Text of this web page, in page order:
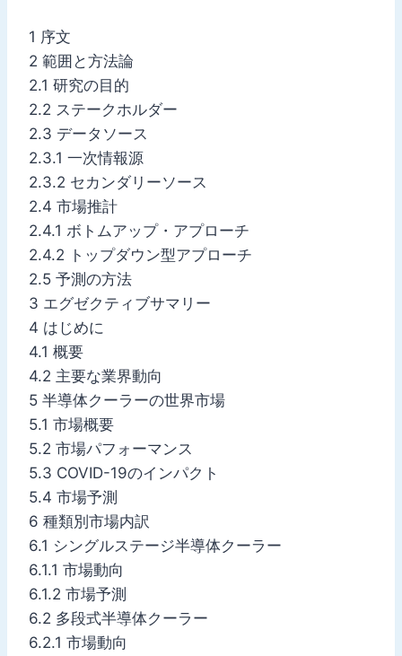
1 序文
2 範囲と方法論
2.1 研究の目的
2.2 ステークホルダー
2.3 データソース
2.3.1 一次情報源
2.3.2 セカンダリーソース
2.4 市場推計
2.4.1 ボトムアップ・アプローチ
2.4.2 トップダウン型アプローチ
2.5 予測の方法
3 エグゼクティブサマリー
4 はじめに
4.1 概要
4.2 主要な業界動向
5 半導体クーラーの世界市場
5.1 市場概要
5.2 市場パフォーマンス
5.3 COVID-19のインパクト
5.4 市場予測
6 種類別市場内訳
6.1 シングルステージ半導体クーラー
6.1.1 市場動向
6.1.2 市場予測
6.2 多段式半導体クーラー
6.2.1 市場動向